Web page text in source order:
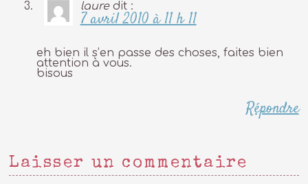
laure dit :
7 avril 2010 à 11 h 11
eh bien il s’en passe des choses, faites bien
attention à vous.
bisous
Répondre
Laisser un commentaire